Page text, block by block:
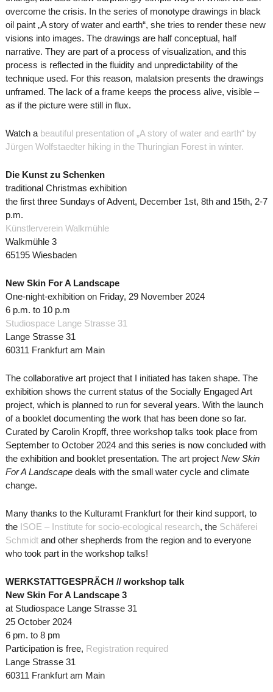
overcome the crisis. In the series of monotype drawings in black
oil paint „A story of water and earth“, she tries to render these new
visions into images. The drawings are half conceptual, half
narrative. They are part of a process of visualization, and this
process is reflected in the fluidity and unpredictability of the
technique used. For this reason, malatsion presents the drawings
unframed. The lack of a frame keeps the process alive, visible –
as if the picture were still in flux.
Watch a beautiful presentation of „A story of water and earth“ by
Jürgen Wolfstaedter hiking in the Thuringian Forest in winter.
Die Kunst zu Schenken
traditional Christmas exhibition
the first three Sundays of Advent, December 1st, 8th and 15th, 2-7
p.m.
Künstlerverein Walkmühle
Walkmühle 3
65195 Wiesbaden
New Skin For A Landscape
One-night-exhibition on Friday, 29 November 2024
6 p.m. to 10 p.m
Studiospace Lange Strasse 31
Lange Strasse 31
60311 Frankfurt am Main
The collaborative art project that I initiated has taken shape. The
exhibition shows the current status of the Socially Engaged Art
project, which is planned to run for several years. With the launch
of a booklet documenting the work that has been done so far.
Curated by Carolin Kropff, three workshop talks took place from
September to October 2024 and this series is now concluded with
the exhibition and booklet presentation. The art project New Skin
For A Landscapedeals with the small water cycle and climate
change.
Many thanks to the Kulturamt Frankfurt for their kind support, to
the ISOE – Institute for socio-ecological research, the Schäferei
Schmidtand other shepherds from the region and to everyone
who took part in the workshop talks!
WERKSTATTGESPRÄCH // workshop talk
New Skin For A Landscape 3
at Studiospace Lange Strasse 31
25 October 2024
6 pm. to 8 pm
Participation is free, Registration required
Lange Strasse 31
60311 Frankfurt am Main